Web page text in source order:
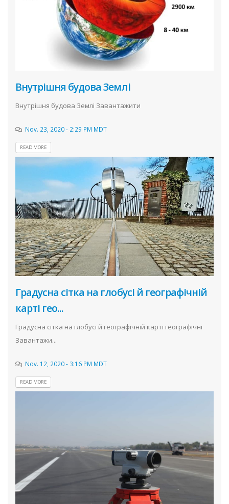
Внутрішня будова Землі
Внутрішня будова Землі Завантажити
Nov. 23, 2020 - 2:29 PM MDT
READ MORE
Градусна сітка на глобусі й географічній
карті гео...
Градусна сітка на глобусі й географічній карті географічні
Завантажи...
Nov. 12, 2020 - 3:16 PM MDT
READ MORE